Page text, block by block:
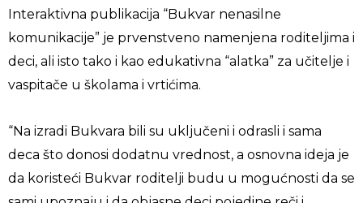
Interaktivna publikacija “Bukvar nenasilne
komunikacije” je prvenstveno namenjena roditeljima i
deci, ali isto tako i kao edukativna “alatka” za učitelje i
vaspitače u školama i vrtićima.
“Na izradi Bukvara bili su uključeni i odrasli i sama
deca što donosi dodatnu vrednost, a osnovna ideja je
da koristeći Bukvar roditelji budu u mogućnosti da se